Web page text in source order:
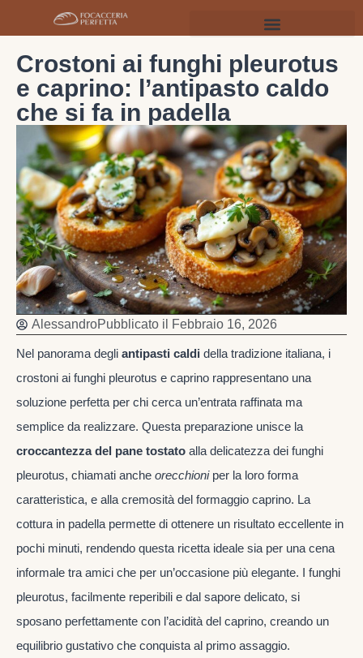
Crostoni ai funghi pleurotus
e caprino: l’antipasto caldo
che si fa in padella
AlessandroPubblicato il Febbraio 16, 2026
Nel panorama degli antipasti caldi della tradizione italiana, i
crostoni ai funghi pleurotus e caprino rappresentano una
soluzione perfetta per chi cerca un’entrata raffinata ma
semplice da realizzare. Questa preparazione unisce la
croccantezza del pane tostato alla delicatezza dei funghi
pleurotus, chiamati anche orecchioniper la loro forma
caratteristica, e alla cremosità del formaggio caprino. La
cottura in padella permette di ottenere un risultato eccellente in
pochi minuti, rendendo questa ricetta ideale sia per una cena
informale tra amici che per un’occasione più elegante. I funghi
pleurotus, facilmente reperibili e dal sapore delicato, si
sposano perfettamente con l’acidità del caprino, creando un
equilibrio gustativo che conquista al primo assaggio.